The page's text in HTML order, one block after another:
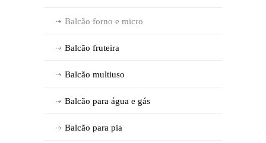
Balcão forno e micro
Balcão fruteira
Balcão multiuso
Balcão para água e gás
Balcão para pia